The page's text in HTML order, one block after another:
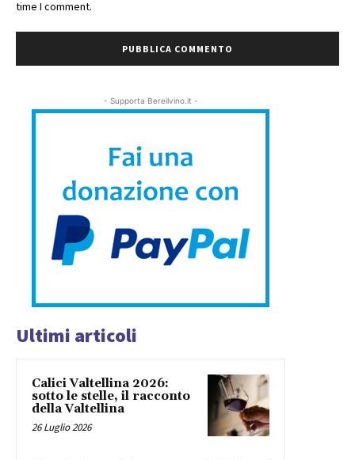
time I comment.
- Supporta Bereilvino.it -
Ultimi articoli
Calici Valtellina 2026:
sotto le stelle, il racconto
della Valtellina
26 Luglio 2026